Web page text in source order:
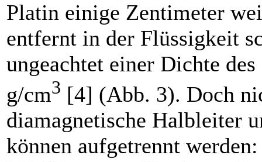
Platin einige Zentimeter
entfernt in der Flüssigkeit
ungeachtet einer Dichte
g/cm3 [4] (Abb. 3). Doch
diamagnetische Halbleiter
können aufgetrennt